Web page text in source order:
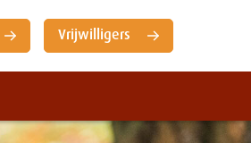
Vrijwilligers
Sluiten